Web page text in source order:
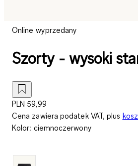
Online wyprzedany
Szorty - wysoki
PLN 59,99
Cena zawiera podatek VAT, plus
Kolor: ciemnoczerwony